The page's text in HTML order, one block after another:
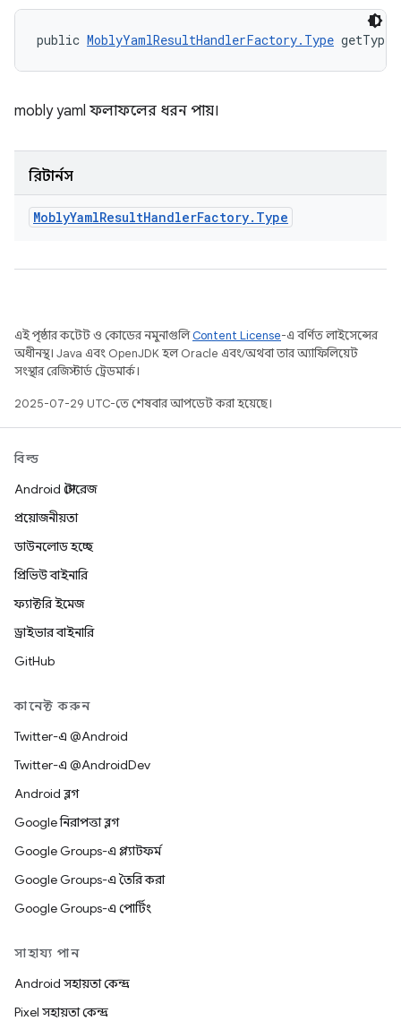
public MoblyYamlResultHandlerFactory.Type
mobly yaml ফলাফলের ধরন পায়।
রিটার্নস
MoblyYamlResultHandlerFactory. Type
এই পৃষ্ঠার কন্টেন্ট ও কোডের নমুনাগুলিContent License-এ বর্ণিত লাইসেন্সের
অধীনস্থ। Java এবং OpenJDK হল Oracle এবং/অথবা তার অ্যাফিলিয়েট
সংস্থার রেজিস্টার্ড ট্রেডমার্ক।
2025-07-29 UTC-তে শেষবার আপডেট করা হয়েছে।
বিল্ড
Android স্টোরেজ
প্রয়োজনীয়তা
ডাউনলোড হচ্ছে
প্রিভিউ বাইনারি
ফ্যাক্টরি ইমেজ
ড্রাইভার বাইনারি
GitHub
কানেক্ট করুন
Twitter-এ @Android
Twitter-এ @AndroidDev
Android ব্লগ
Google নিরাপত্তা ব্লগ
Google Groups-এ প্ল্যাটফর্ম
Google Groups-এ তৈরি করা
Google Groups-এ পোর্টিং
সাহায্য পান
Android সহায়তা কেন্দ্র
Pixel সহায়তা কেন্দ্র